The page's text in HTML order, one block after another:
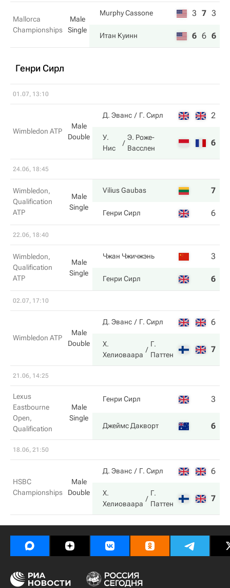
Mallorca
Championships
Male
Single
Murphy Cassone 3 7 3
Итан Куинн 6 6 6
Генри Сирл
01.07, 13:10
Wimbledon ATP
Male
Double
Д. Эванс Г. Сирл 2
У.
Нис
Э. Роже-
Васслен
6
24.06, 18:45
Wimbledon,
Qualification
ATP
Male
Single
Vilius Gaubas 7
Генри Сирл 6
22.06, 18:40
Wimbledon,
Qualification
ATP
Male
Single
Чжан Чжичжэнь 3
Генри Сирл 6
02.07, 17:10
Wimbledon ATP
Male
Double
Д. Эванс Г. Сирл 6
Х.
Хелиоваара
Г.
Паттен
7
21.06, 14:25
Lexus
Eastbourne
Open,
Qualification
Male
Single
Генри Сирл 3
Джеймс Дакворт 6
18.06, 21:50
HSBC
Championships
Male
Double
Д. Эванс Г. Сирл 6
Х.
Хелиоваара
Г.
Паттен
7